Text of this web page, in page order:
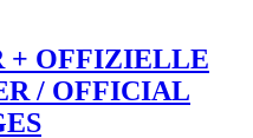
+ OFFIZIELLE
/ OFFICIAL